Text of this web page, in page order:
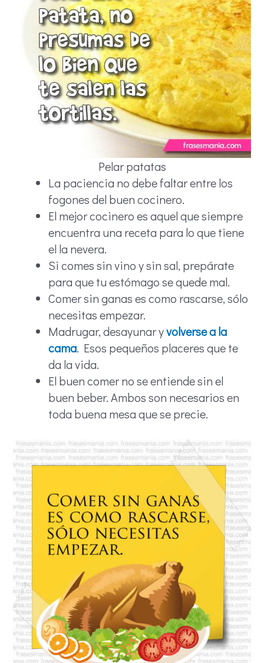
Pelar patatas
La paciencia no debe faltar entre los
fogones del buen cocinero.
El mejor cocinero es aquel que siempre
encuentra una receta para lo que tiene
el la nevera.
Si comes sin vino y sin sal, prepárate
para que tu estómago se quede mal.
Comer sin ganas es como rascarse, sólo
necesitas empezar.
Madrugar, desayunar yvolverse a la
cama. Esos pequeños placeres que te
da la vida.
El buen comer no se entiende sin el
buen beber. Ambos son necesarios en
toda buena mesa que se precie.